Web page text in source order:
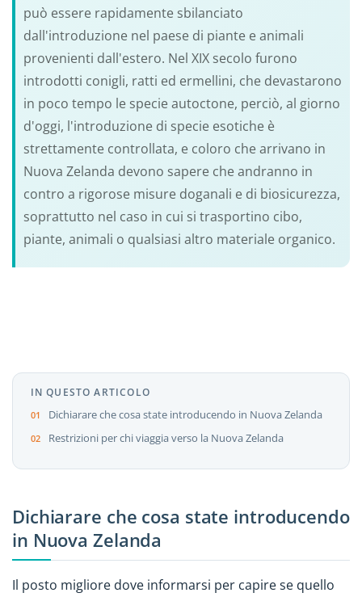
può essere rapidamente sbilanciato
dall'introduzione nel paese di piante e animali
provenienti dall'estero. Nel XIX secolo furono
introdotti conigli, ratti ed ermellini, che devastarono
in poco tempo le specie autoctone, perciò, al giorno
d'oggi, l'introduzione di specie esotiche è
strettamente controllata, e coloro che arrivano in
Nuova Zelanda devono sapere che andranno in
contro a rigorose misure doganali e di biosicurezza,
soprattutto nel caso in cui si trasportino cibo,
piante, animali o qualsiasi altro materiale organico.
IN QUESTO ARTICOLO
Dichiarare che cosa state introducendo in Nuova Zelanda
Restrizioni per chi viaggia verso la Nuova Zelanda
Dichiarare che cosa state introducendo
in Nuova Zelanda
Il posto migliore dove informarsi per capire se quello